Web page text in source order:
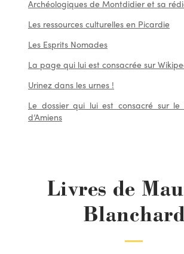
Archéologiques de Montdidier et sa
Les ressources culturelles en Picardie
Les Esprits Nomades
La page qui lui est consacrée sur
Urinez dans les urnes !
Le dossier qui lui est consacré sur le
d’Amiens
Livres de
Blanchard